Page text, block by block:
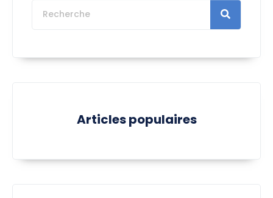
Articles populaires